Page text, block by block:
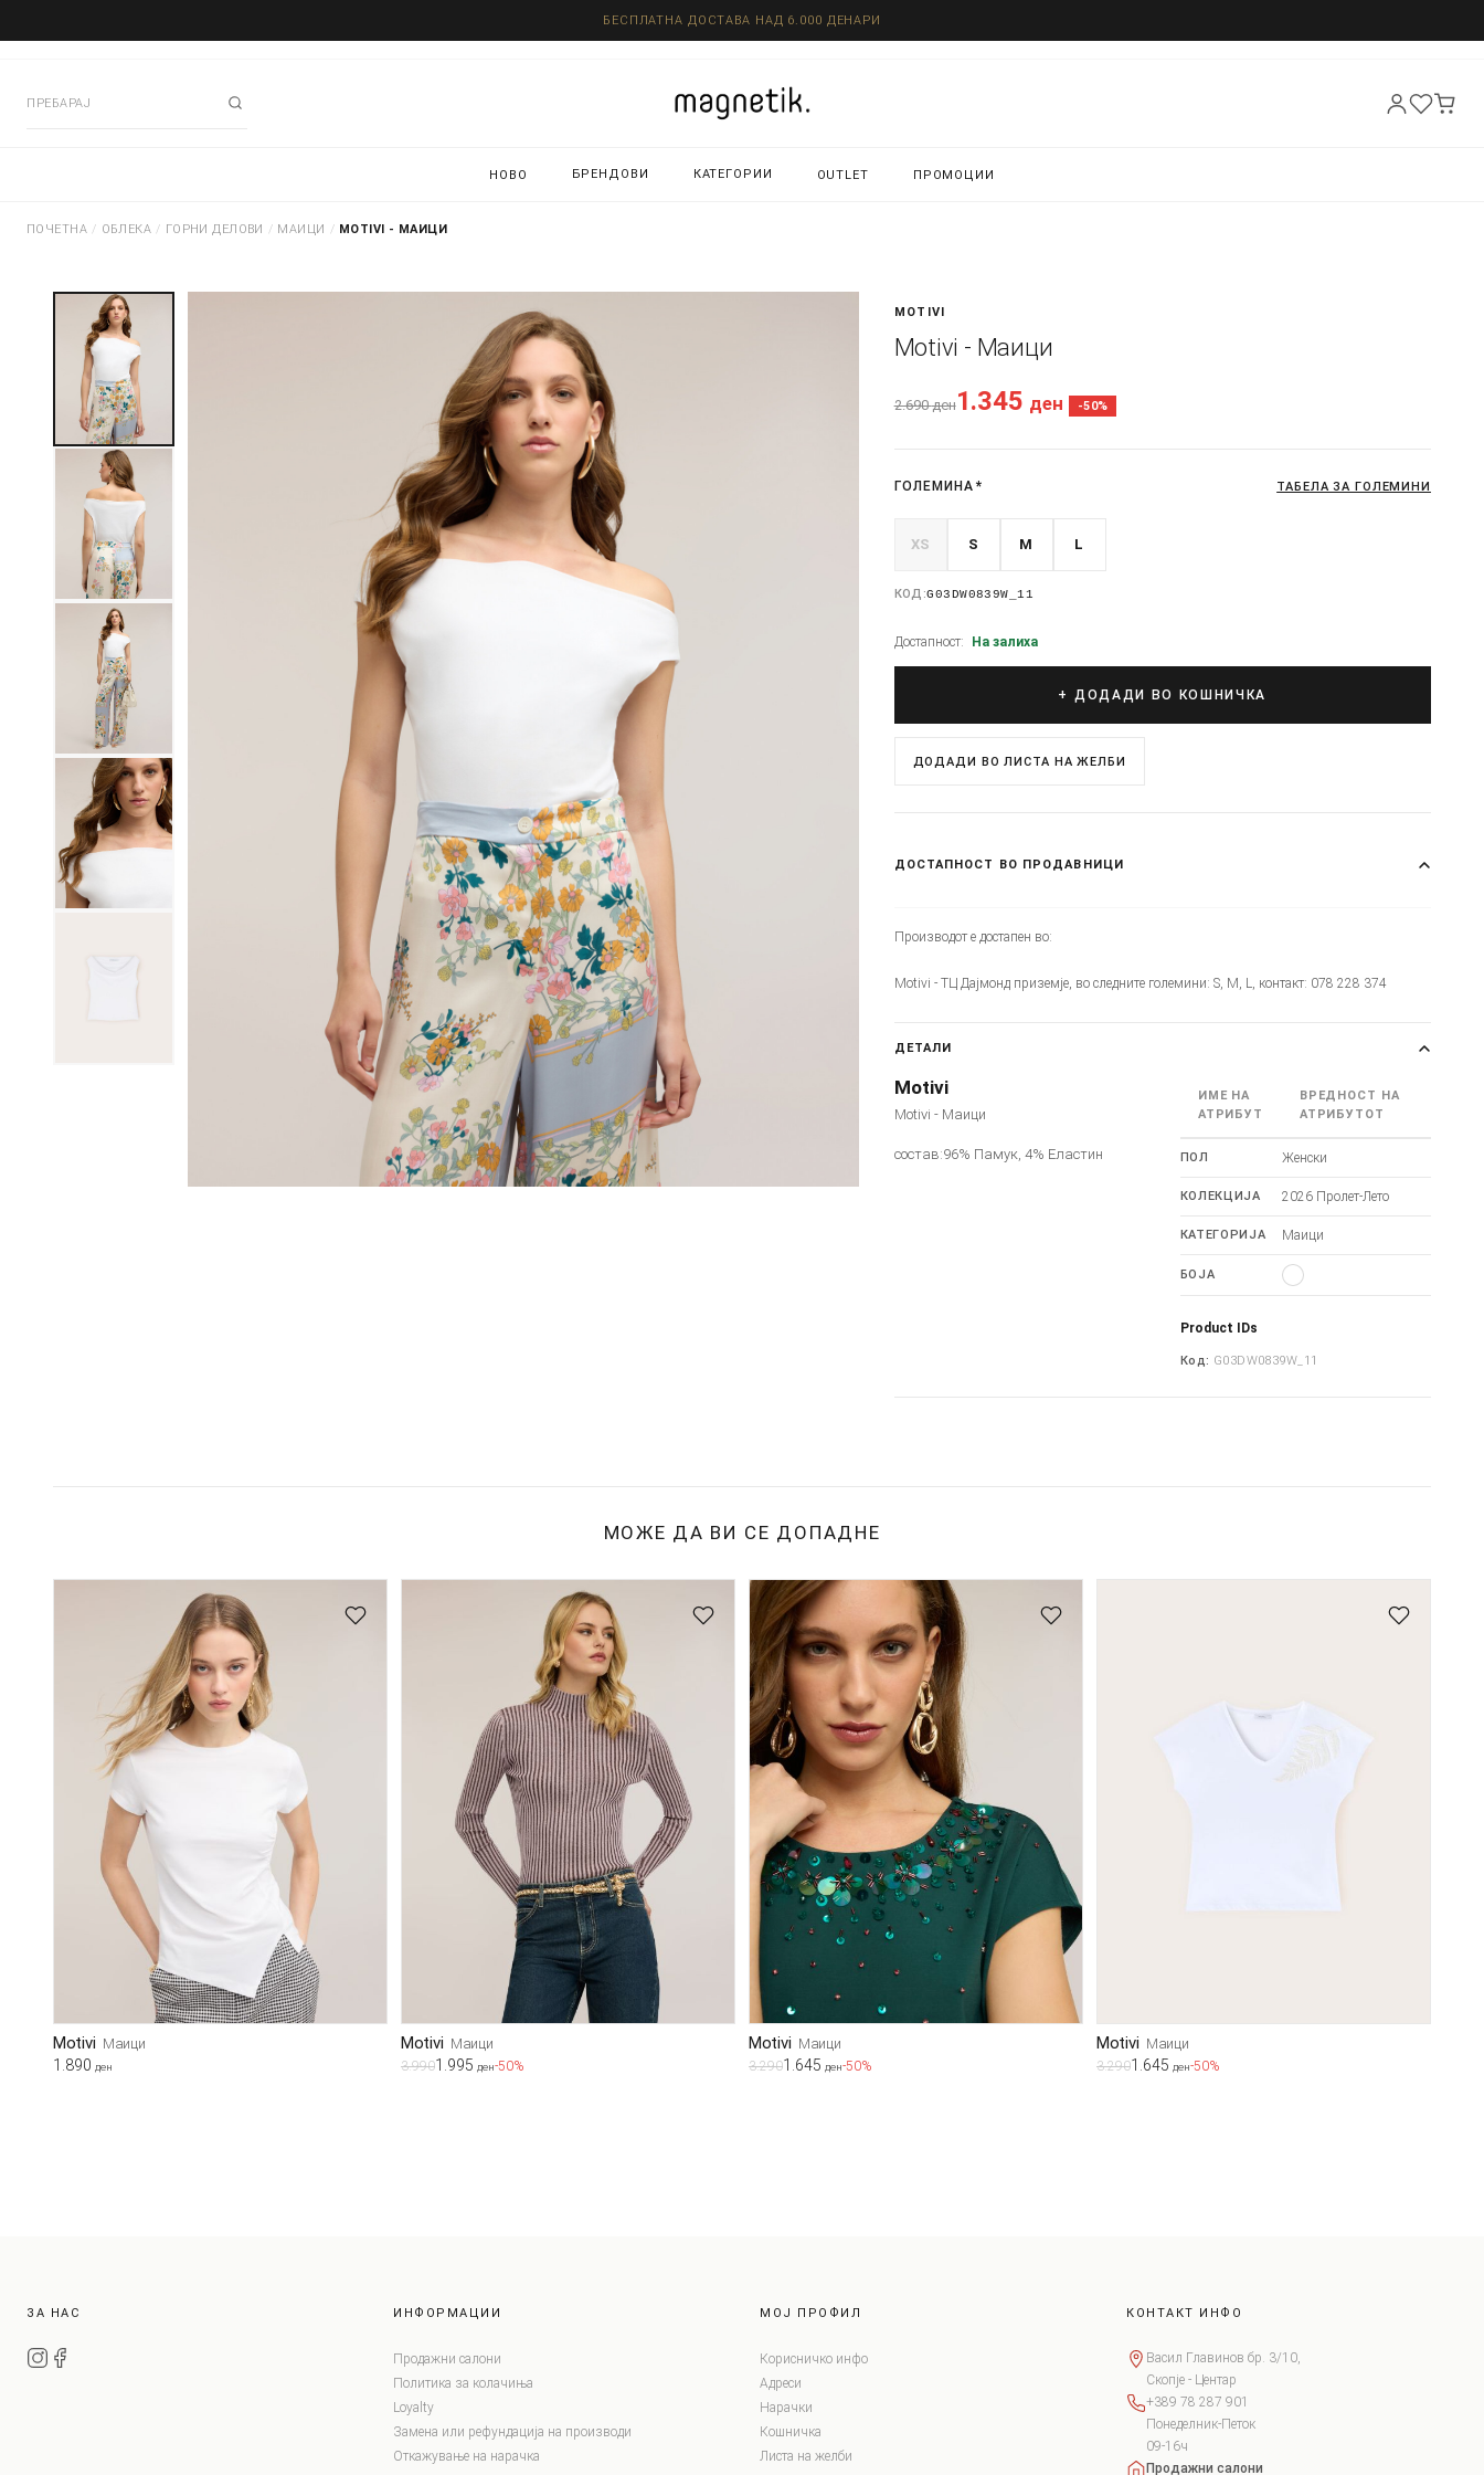
БЕСПЛАТНА ДОСТАВА НАД 6.000 ДЕНАРИ
НОВО БРЕНДОВИ КАТЕГОРИИ OUTLET ПРОМОЦИИ
ПОЧЕТНА / ОБЛЕКА / ГОРНИ ДЕЛОВИ / МАИЦИ / MOTIVI - МАИЦИ
MOTIVI
Motivi - Маици
2.690ден1.345 ден -50%
ГОЛЕМИНА * ТАБЕЛА ЗА ГОЛЕМИНИ
XS S M L
КОД:G03DW0839W_11
Достапност: На залиха
+ ДОДАДИ ВО КОШНИЧКА
ДОДАДИ ВО ЛИСТА НА ЖЕЛБИ
ДОСТАПНОСТ ВО ПРОДАВНИЦИ
Производот е достапен во:
Motivi - ТЦ Дајмонд приземје, во следните големини: S, M, L, контакт: 078 228 374
ДЕТАЛИ
Motivi
Motivi - Маици
состав:96% Памук, 4% Еластин
ИМЕ НА
АТРИБУТ
ВРЕДНОСТ НА
АТРИБУТОТ
ПОЛ Женски
КОЛЕКЦИЈА 2026 Пролет-Лето
КАТЕГОРИЈА Маици
БОЈА
Product IDs
Код: G03DW0839W_11
МОЖЕ ДА ВИ СЕ ДОПАДНЕ
Motivi Маици
1.890 ден
Motivi Маици
3.9901.995 ден-50%
Motivi Маици
3.2901.645 ден-50%
Motivi Маици
3.2901.645 ден-50%
ЗА НАС ИНФОРМАЦИИ
Продажни салони
Политика за колачиња
Loyalty
Замена или рефундација на производи
Откажување на нарачка
МОЈ ПРОФИЛ
Корисничко инфо
Адреси
Нарачки
Кошничка
Листа на желби
КОНТАКТ ИНФО
Васил Главинов бр. 3/10,
Скопје - Центар
+389 78 287 901
Понеделник-Петок
09-16ч
Продажни салони